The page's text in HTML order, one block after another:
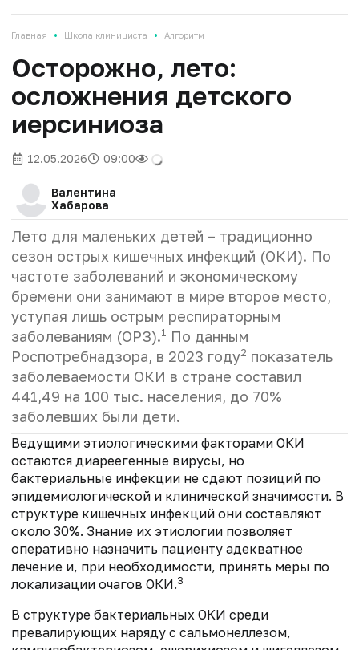
Главная • Школа клинициста • Алгоритм
Осторожно, лето:
осложнения детского
иерсиниоза
12.05.2026 09:00
Валентина
Хабарова
Лето для маленьких детей – традиционно
сезон острых кишечных инфекций (ОКИ). По
частоте заболеваний и экономическому
бремени они занимают в мире второе место,
уступая лишь острым респираторным
заболеваниям (ОРЗ).1
По данным
Роспотребнадзора, в 2023 году2 показатель
заболеваемости ОКИ в стране составил
441,49 на 100 тыс. населения, до 70%
заболевших были дети.
Ведущими этиологическими факторами ОКИ
остаются диареегенные вирусы, но
бактериальные инфекции не сдают позиций по
эпидемиологической и клинической значимости. В
структуре кишечных инфекций они составляют
около 30%. Знание их этиологии позволяет
оперативно назначить пациенту адекватное
лечение и, при необходимости, принять меры по
локализации очагов ОКИ.3
В структуре бактериальных ОКИ среди
превалирующих наряду с сальмонеллезом,